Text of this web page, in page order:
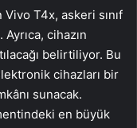
Vivo T4x, askeri sınıf
cihazın
belirtiliyor. Bu
cihazları bir
sunacak.
en büyük